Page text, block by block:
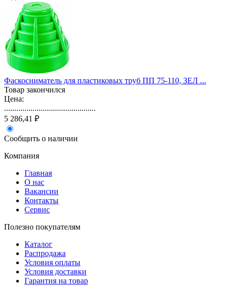
Фаскосниматель для пластиковых труб ПП 75-110, ЗЕЛ ...
Товар закончился
Цена:
.............................................
5 286,41 ₽
Сообщить о наличии
Компания
Главная
О нас
Вакансии
Контакты
Сервис
Полезно покупателям
Каталог
Распродажа
Условия оплаты
Условия доставки
Гарантия на товар